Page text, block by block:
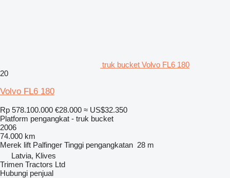
truk bucket Volvo FL6 180
20
Volvo FL6 180
Rp 578.100.000 €28.000 ≈ US$32.350
Platform pengangkat - truk bucket
2006
74.000 km
Merek lift Palfinger Tinggi pengangkatan 28 m
Latvia, Klives
Trimen Tractors Ltd
Hubungi penjual